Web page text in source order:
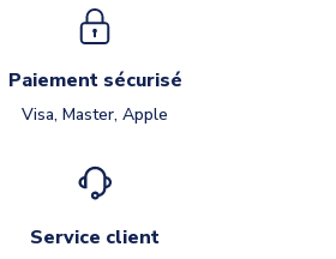
Paiement sécurisé
Visa, Master, Apple
Service client